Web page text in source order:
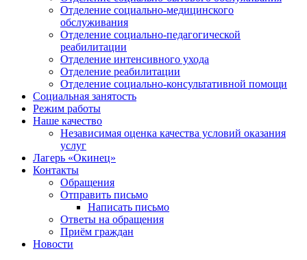
Отделение социально-медицинского
обслуживания
Отделение социально-педагогической
реабилитации
Отделение интенсивного ухода
Отделение реабилитации
Отделение социально-консультативной помощи
Социальная занятость
Режим работы
Наше качество
Независимая оценка качества условий оказания
услуг
Лагерь «Окинец»
Контакты
Обращения
Отправить письмо
Написать письмо
Ответы на обращения
Приём граждан
Новости